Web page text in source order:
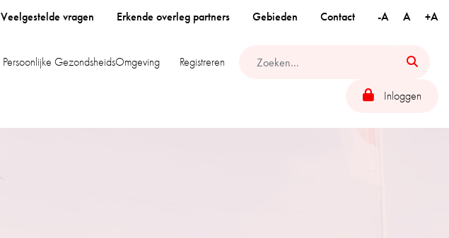
Veelgestelde vragen Erkende overleg partners Gebieden Contact -A A +A
Persoonlijke GezondsheidsOmgeving Registreren
Inloggen